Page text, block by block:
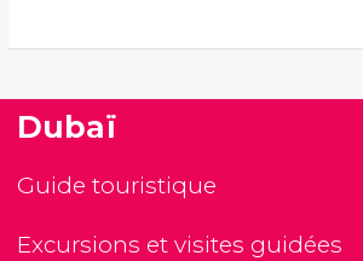
Dubaï
Guide touristique
Excursions et visites guidées